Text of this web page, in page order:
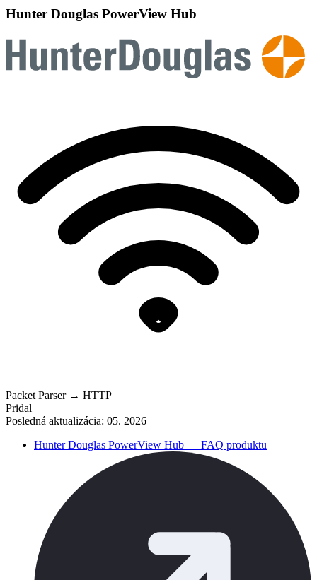
Hunter Douglas PowerView Hub
Packet Parser → HTTP
Pridal
Posledná aktualizácia: 05. 2026
Hunter Douglas PowerView Hub — FAQ produktu